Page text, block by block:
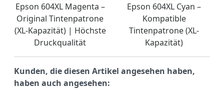
Epson 604XL Magenta –
Original Tintenpatrone
(XL-Kapazität) | Höchste
Druckqualität
Epson 604XL Cyan –
Kompatible
Tintenpatrone (XL-
Kapazität)
Kunden, die diesen Artikel angesehen haben,
haben auch angesehen: